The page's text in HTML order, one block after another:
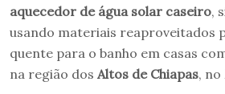
aquecedor de água solar caseiro,
usando materiais reaproveitados
quente para o banho em casas
na região dos Altos de Chiapas, no